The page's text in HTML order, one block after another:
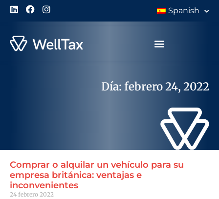
Spanish
Día: febrero 24, 2022
Comprar o alquilar un vehículo para su
empresa británica: ventajas e
inconvenientes
24 febrero 2022